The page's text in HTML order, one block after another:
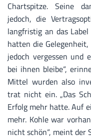
Chartspitze. Seine
jedoch, die
langfristig an das
hatten die
jedoch vergessen und
bei ihnen bleibe“,
Mittel wurden also
trat nicht ein. „Das
Erfolg mehr hatte. Auf
mehr. Kohle war
nicht schön“, meint der